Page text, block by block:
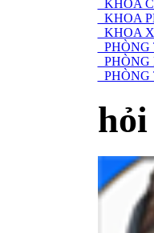
KHOA
KHOA
KHOA
PHÒNG
PHÒNG